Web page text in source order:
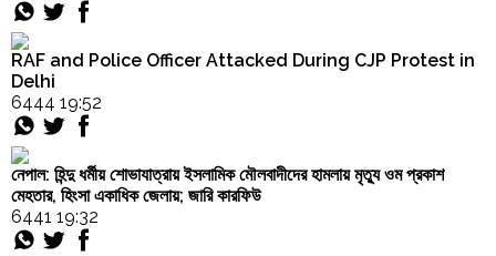
RAF and Police Officer Attacked During CJP Protest in
Delhi
6444 19:52
নেপাল: হিন্দু ধর্মীয় শোভাযাত্রায় ইসলামিক মৌলবাদীদের হামলায় মৃত্যু ওম প্রকাশ
মেহতার, হিংসা একাধিক জেলায়; জারি কারফিউ
6441 19:32